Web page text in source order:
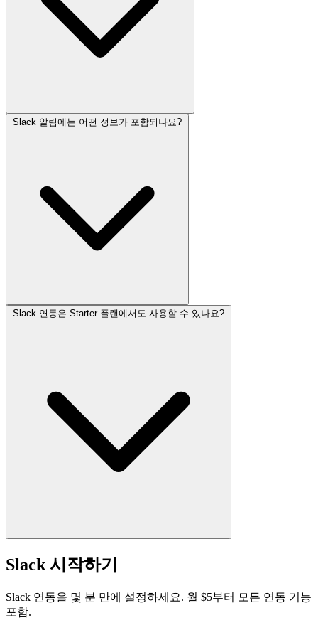
Slack 알림에는 어떤 정보가 포함되나요?
Slack 연동은 Starter 플랜에서도 사용할 수 있나요?
Slack 시작하기
Slack 연동을 몇 분 만에 설정하세요. 월 $5부터 모든 연동 기능
포함.